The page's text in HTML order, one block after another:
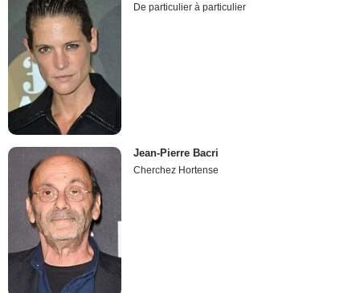
De particulier à particulier
Jean-Pierre Bacri
Cherchez Hortense